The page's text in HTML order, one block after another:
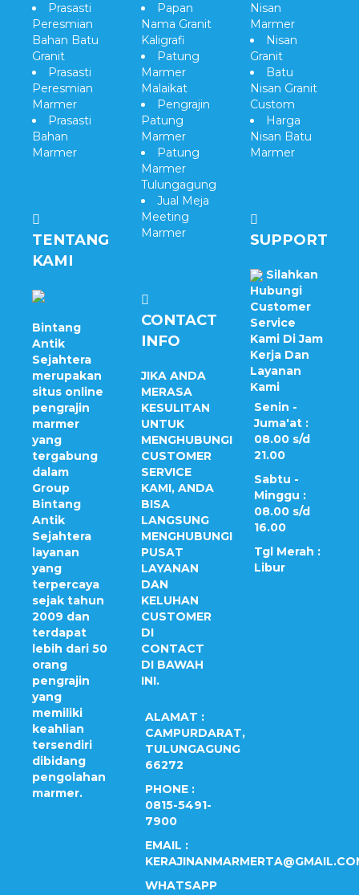
Prasasti
Peresmian
Bahan Batu
Granit
Prasasti
Peresmian
Marmer
Prasasti
Bahan
Marmer
TENTANG
KAMI
Bintang
Antik
Sejahtera
merupakan
situs online
pengrajin
marmer
yang
tergabung
dalam
Group
Bintang
Antik
Sejahtera
layanan
yang
terpercaya
sejak tahun
2009 dan
terdapat
lebih dari 50
orang
pengrajin
yang
memiliki
keahlian
tersendiri
dibidang
pengolahan
marmer.
Papan
Nama Granit
Kaligrafi
Patung
Marmer
Malaikat
Pengrajin
Patung
Marmer
Patung
Marmer
Tulungagung
Jual Meja
Meeting
Marmer
CONTACT
INFO
JIKA ANDA
MERASA
KESULITAN
UNTUK
MENGHUBUNGI
CUSTOMER
SERVICE
KAMI, ANDA
BISA
LANGSUNG
MENGHUBUNGI
PUSAT
LAYANAN
DAN
KELUHAN
CUSTOMER
DI
CONTACT
DI BAWAH
INI.
ALAMAT :
CAMPURDARAT,
TULUNGAGUNG
66272
PHONE :
0815-5491-
7900
EMAIL :
WHATSAPP
Nisan
Marmer
Nisan
Granit
Batu
Nisan Granit
Custom
Harga
Nisan Batu
Marmer
SUPPORT
Silahkan
Hubungi
Customer
Service
Kami Di Jam
Kerja Dan
Layanan
Kami
Senin -
Juma'at :
08.00 s/d
21.00
Sabtu -
Minggu :
08.00 s/d
16.00
Tgl Merah :
Libur